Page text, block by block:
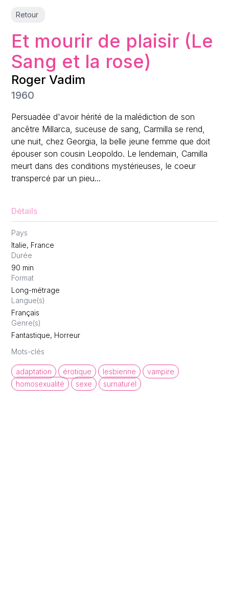
Retour
Et mourir de plaisir (Le
Sang et la rose)
Roger Vadim
1960
Persuadée d'avoir hérité de la malédiction de son
ancêtre Millarca, suceuse de sang, Carmilla se rend,
une nuit, chez Georgia, la belle jeune femme que doit
épouser son cousin Leopoldo. Le lendemain, Camilla
meurt dans des conditions mystérieuses, le coeur
transpercé par un pieu...
Détails
Pays
Italie, France
Durée
90 min
Format
Long-métrage
Langue(s)
Français
Genre(s)
Fantastique, Horreur
Mots-clés
adaptation érotique lesbienne
vampire
homosexualité
sexe surnaturel